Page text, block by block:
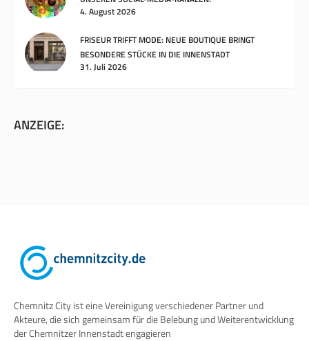
4. August 2026
FRISEUR TRIFFT MODE: NEUE BOUTIQUE BRINGT
BESONDERE STÜCKE IN DIE INNENSTADT
31. Juli 2026
ANZEIGE:
Chemnitz City ist eine Vereinigung verschiedener Partner und
Akteure, die sich gemeinsam für die Belebung und Weiterentwicklung
der Chemnitzer Innenstadt engagieren